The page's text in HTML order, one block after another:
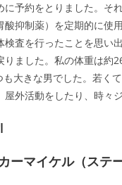
予約をとりました。
抑制薬）を定期的に使
査を行ったことを思い
ました。私の体重は
大きな男でした。若く
外活動をしたり、時々
マイケル（ステー